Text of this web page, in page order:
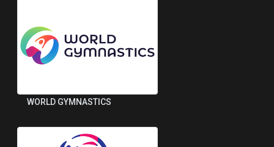
WORLD GYMNASTICS